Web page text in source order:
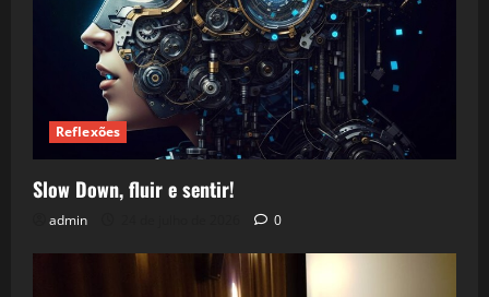
Reflexões
Slow Down, fluir e sentir!
admin 0